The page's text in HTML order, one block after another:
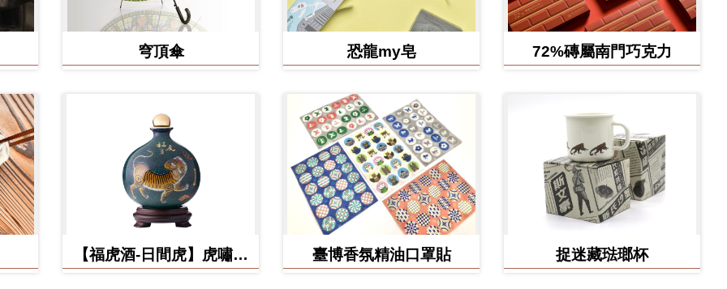
穹頂傘 恐龍my皂 72%磚屬南門巧克力
【福虎酒-日間虎】虎嘯台
臺博香氛精油口罩貼 捉迷藏琺瑯杯